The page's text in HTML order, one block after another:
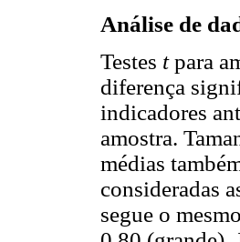
Análise de
Testes tpara
diferença
indicadores
amostra.
médias
consideradas
segue o